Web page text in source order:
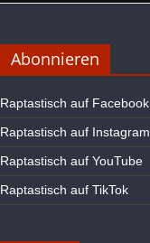
Abonnieren
Raptastisch auf Facebook
Raptastisch auf Instagram
Raptastisch auf YouTube
Raptastisch auf TikTok